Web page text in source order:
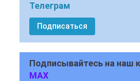
Телеграм
Подписаться
Подписывайтесь на наш
MAX